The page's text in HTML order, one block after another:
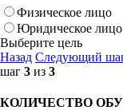
Физическое лицо
Юридическое лицо
Выберите цель
Назад Следующий
шаг 3 из 3
КОЛИЧЕСТВО